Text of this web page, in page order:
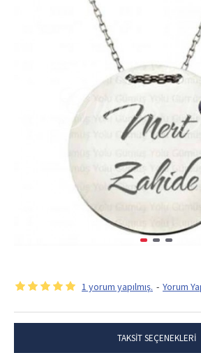
1 yorum yapılmış. - Yorum
TAKSIT SEÇENEKLERI